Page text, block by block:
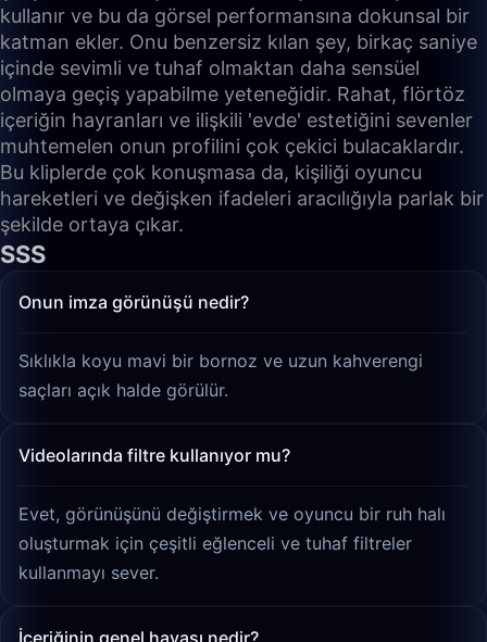
kullanır ve bu da görsel performansına dokunsal bir
katman ekler. Onu benzersiz kılan şey, birkaç saniye
içinde sevimli ve tuhaf olmaktan daha sensüel
olmaya geçiş yapabilme yeteneğidir. Rahat, flörtöz
içeriğin hayranları ve ilişkili 'evde' estetiğini sevenler
muhtemelen onun profilini çok çekici bulacaklardır.
Bu kliplerde çok konuşmasa da, kişiliği oyuncu
hareketleri ve değişken ifadeleri aracılığıyla parlak bir
şekilde ortaya çıkar.
SSS
Onun imza görünüşü nedir?
Sıklıkla koyu mavi bir bornoz ve uzun kahverengi
saçları açık halde görülür.
Videolarında filtre kullanıyor mu?
Evet, görünüşünü değiştirmek ve oyuncu bir ruh halı
oluşturmak için çeşitli eğlenceli ve tuhaf filtreler
kullanmayı sever.
İçeriğinin genel havası nedir?